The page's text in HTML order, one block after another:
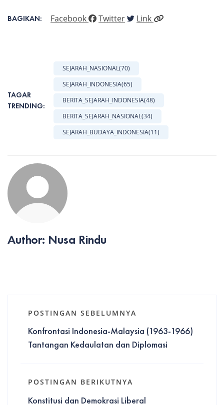
BAGIKAN: Facebook Twitter Link
TAGAR
TRENDING:
SEJARAH_NASIONAL(70)
SEJARAH_INDONESIA(65)
BERITA_SEJARAH_INDONESIA(48)
BERITA_SEJARAH_NASIONAL(34)
SEJARAH_BUDAYA_INDONESIA(11)
Author: Nusa Rindu
POSTINGAN SEBELUMNYA
Konfrontasi Indonesia-Malaysia (1963-1966)
Tantangan Kedaulatan dan Diplomasi
POSTINGAN BERIKUTNYA
Konstitusi dan Demokrasi Liberal